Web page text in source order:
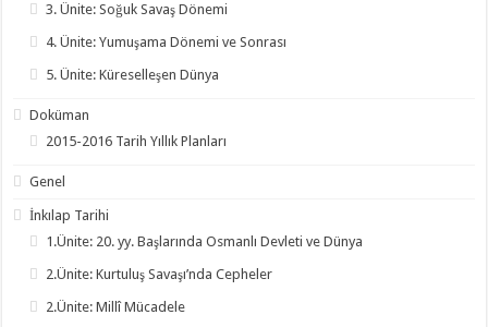
3. Ünite: Soğuk Savaş Dönemi
4. Ünite: Yumuşama Dönemi ve Sonrası
5. Ünite: Küreselleşen Dünya
Doküman
2015-2016 Tarih Yıllık Planları
Genel
İnkılap Tarihi
1.Ünite: 20. yy. Başlarında Osmanlı Devleti ve Dünya
2.Ünite: Kurtuluş Savaşı’nda Cepheler
2.Ünite: Millî Mücadele